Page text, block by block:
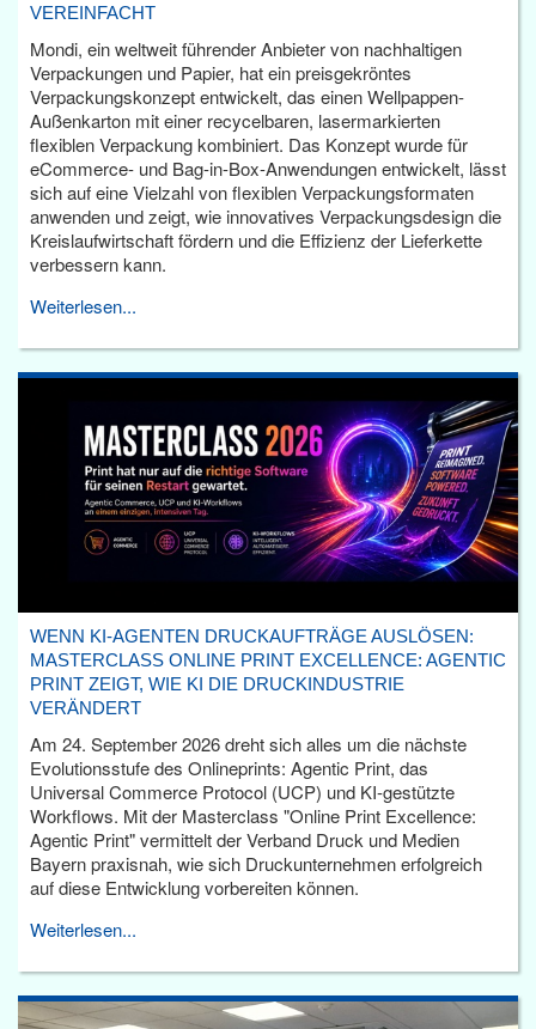
VEREINFACHT
Mondi, ein weltweit führender Anbieter von nachhaltigen
Verpackungen und Papier, hat ein preisgekröntes
Verpackungskonzept entwickelt, das einen Wellpappen-
Außenkarton mit einer recycelbaren, lasermarkierten
flexiblen Verpackung kombiniert. Das Konzept wurde für
eCommerce- und Bag-in-Box-Anwendungen entwickelt, lässt
sich auf eine Vielzahl von flexiblen Verpackungsformaten
anwenden und zeigt, wie innovatives Verpackungsdesign die
Kreislaufwirtschaft fördern und die Effizienz der Lieferkette
verbessern kann.
Weiterlesen...
WENN KI-AGENTEN DRUCKAUFTRÄGE AUSLÖSEN:
MASTERCLASS ONLINE PRINT EXCELLENCE: AGENTIC
PRINT ZEIGT, WIE KI DIE DRUCKINDUSTRIE
VERÄNDERT
Am 24. September 2026 dreht sich alles um die nächste
Evolutionsstufe des Onlineprints: Agentic Print, das
Universal Commerce Protocol (UCP) und KI-gestützte
Workflows. Mit der Masterclass "Online Print Excellence:
Agentic Print" vermittelt der Verband Druck und Medien
Bayern praxisnah, wie sich Druckunternehmen erfolgreich
auf diese Entwicklung vorbereiten können.
Weiterlesen...